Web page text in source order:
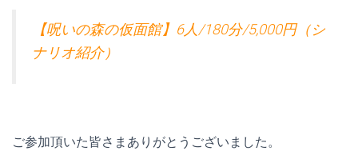
【呪いの森の仮面館】6人/180分/5,000円（シ
ナリオ紹介）
ご参加頂いた皆さまありがとうございました。